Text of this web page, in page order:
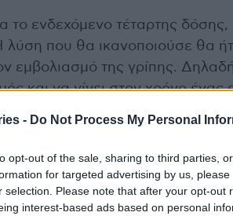
- Do Not Process My Personal
opt-out of the sale, sharing to third parties,
for targeted advertising by us,
selection. Please note that after your opt-out
interest-based ads based on personal
το ενδεχόμενο τέταρτης δόσης,
που θα ικανοποιούσε θα
εμβολιασμό της γρίπης.
και να γίνει στον χρόνο ένας
να εμβολιαστούν τα παιδιά 5-